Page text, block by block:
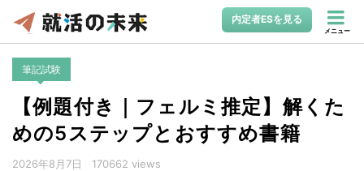
内定者ESを見る
メニュー
筆記試験
【例題付き｜フェルミ推定】解くた
めの5ステップとおすすめ書籍
2026年8月7日 170662 views